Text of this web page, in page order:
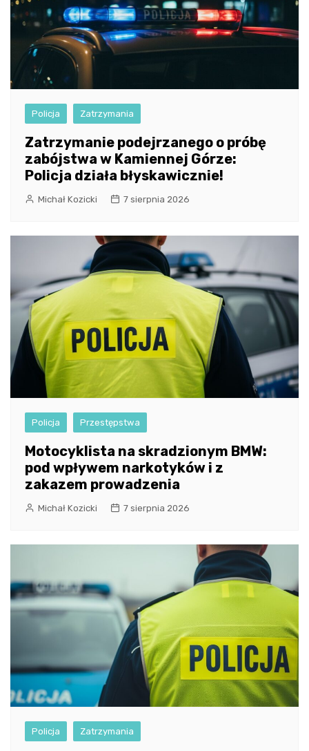
Policja Zatrzymania
Zatrzymanie podejrzanego o próbę
zabójstwa w Kamiennej Górze:
Policja działa błyskawicznie!
Michał Kozicki 7 sierpnia 2026
Policja Przestępstwa
Motocyklista na skradzionym BMW:
pod wpływem narkotyków i z
zakazem prowadzenia
Michał Kozicki 7 sierpnia 2026
Policja Zatrzymania